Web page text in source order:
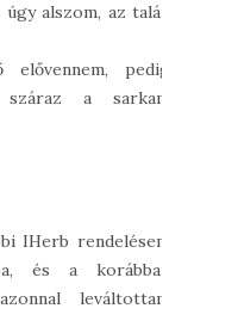
alszom, az talán
pedig
a sarkam
IHerb rendelésem
és a korábban
leváltottam